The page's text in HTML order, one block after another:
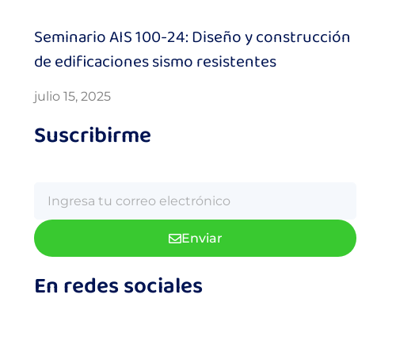
Seminario AIS 100-24: Diseño y construcción
de edificaciones sismo resistentes
julio 15, 2025
Suscribirme
Enviar
En redes sociales